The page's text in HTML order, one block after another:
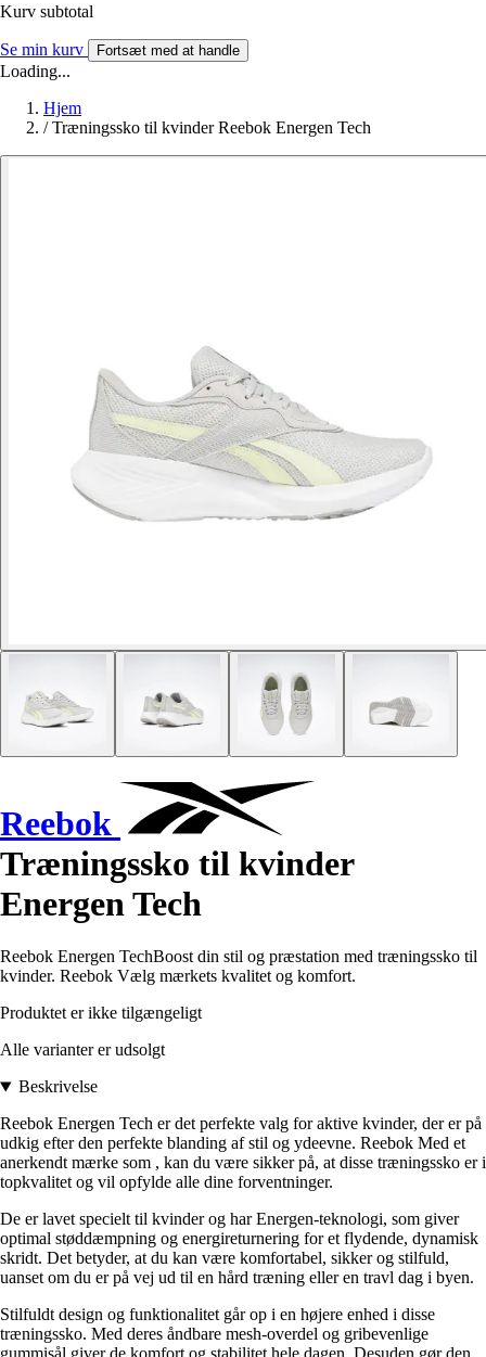
Kurv subtotal
Se min kurv Fortsæt med at handle
Loading...
Hjem
/ Træningssko til kvinder Reebok Energen Tech
Reebok
Træningssko til kvinder
Energen Tech
Reebok Energen TechBoost din stil og præstation med træningssko til
kvinder. Reebok Vælg mærkets kvalitet og komfort.
Produktet er ikke tilgængeligt
Alle varianter er udsolgt
Beskrivelse
Reebok Energen Tech er det perfekte valg for aktive kvinder, der er på
udkig efter den perfekte blanding af stil og ydeevne. Reebok Med et
anerkendt mærke som , kan du være sikker på, at disse træningssko er i
topkvalitet og vil opfylde alle dine forventninger.
De er lavet specielt til kvinder og har Energen-teknologi, som giver
optimal støddæmpning og energireturnering for et flydende, dynamisk
skridt. Det betyder, at du kan være komfortabel, sikker og stilfuld,
uanset om du er på vej ud til en hård træning eller en travl dag i byen.
Stilfuldt design og funktionalitet går op i en højere enhed i disse
træningssko. Med deres åndbare mesh-overdel og gribevenlige